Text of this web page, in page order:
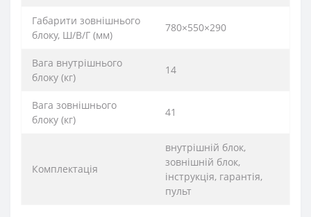
Габарити зовнішнього
блоку, Ш/В/Г (мм)
780×550×290
Вага внутрішнього
блоку (кг)
14
Вага зовнішнього
блоку (кг)
41
Комплектація
внутрішній блок,
зовнішній блок,
інструкція, гарантія,
пульт